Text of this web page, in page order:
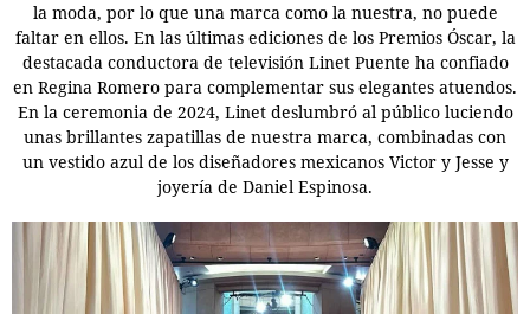
la moda, por lo que una marca como la nuestra, no puede
faltar en ellos. En las últimas ediciones de los Premios Óscar, la
destacada conductora de televisión Linet Puente ha confiado
en Regina Romero para complementar sus elegantes atuendos.
En la ceremonia de 2024, Linet deslumbró al público luciendo
unas brillantes zapatillas de nuestra marca, combinadas con
un vestido azul de los diseñadores mexicanos Victor y Jesse y
joyería de Daniel Espinosa.